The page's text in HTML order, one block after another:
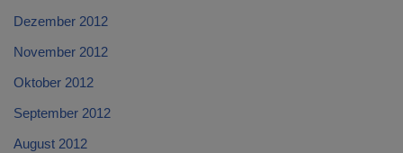
Dezember 2012
November 2012
Oktober 2012
September 2012
August 2012